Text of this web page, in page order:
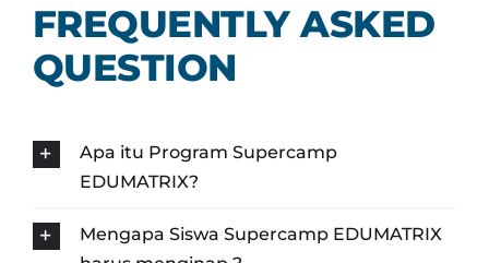
FREQUENTLY ASKED
QUESTION
Apa itu Program Supercamp
EDUMATRIX?
Mengapa Siswa Supercamp EDUMATRIX